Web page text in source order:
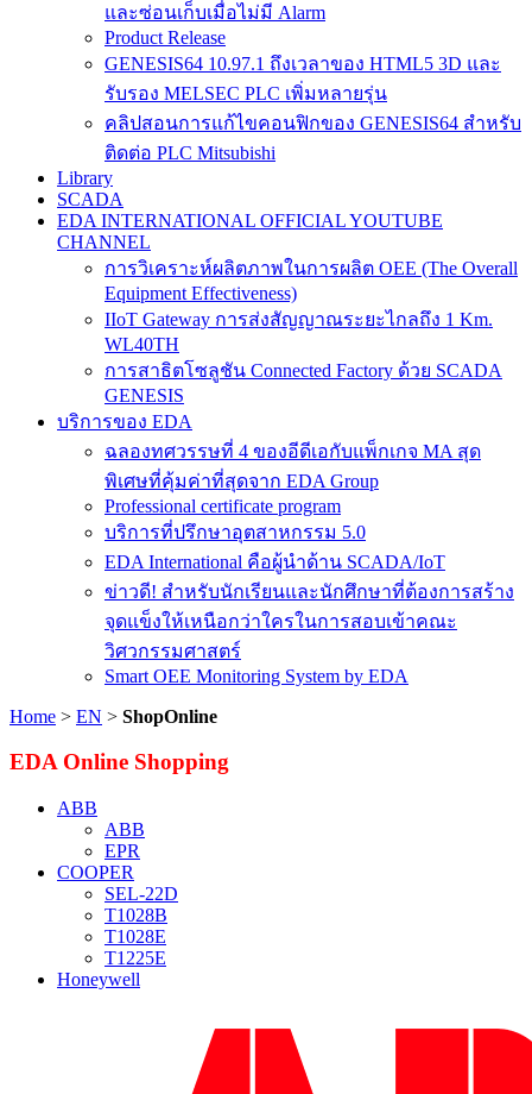
และซ่อนเก็บเมื่อไม่มี Alarm
Product Release
GENESIS64 10.97.1 ถึงเวลาของ HTML5 3D และ
รับรอง MELSEC PLC เพิ่มหลายรุ่น
คลิปสอนการแก้ไขคอนฟิกของ GENESIS64 สำหรับ
ติดต่อ PLC Mitsubishi
Library
SCADA
EDA INTERNATIONAL OFFICIAL YOUTUBE
CHANNEL
การวิเคราะห์ผลิตภาพในการผลิต OEE (The Overall
Equipment Effectiveness)
IIoT Gateway การส่งสัญญาณระยะไกลถึง 1 Km.
WL40TH
การสาธิตโซลูชัน Connected Factory ด้วย SCADA
GENESIS
บริการของ EDA
ฉลองทศวรรษที่ 4 ของอีดีเอกับแพ็กเกจ MA สุด
พิเศษที่คุ้มค่าที่สุดจาก EDA Group
Professional certificate program
บริการที่ปรึกษาอุตสาหกรรม 5.0
EDA International คือผู้นำด้าน SCADA/IoT
ข่าวดี! สำหรับนักเรียนและนักศึกษาที่ต้องการสร้าง
จุดแข็งให้เหนือกว่าใครในการสอบเข้าคณะ
วิศวกรรมศาสตร์
Smart OEE Monitoring System by EDA
Home > EN > ShopOnline
EDA Online Shopping
ABB
ABB
EPR
COOPER
SEL-22D
T1028B
T1028E
T1225E
Honeywell